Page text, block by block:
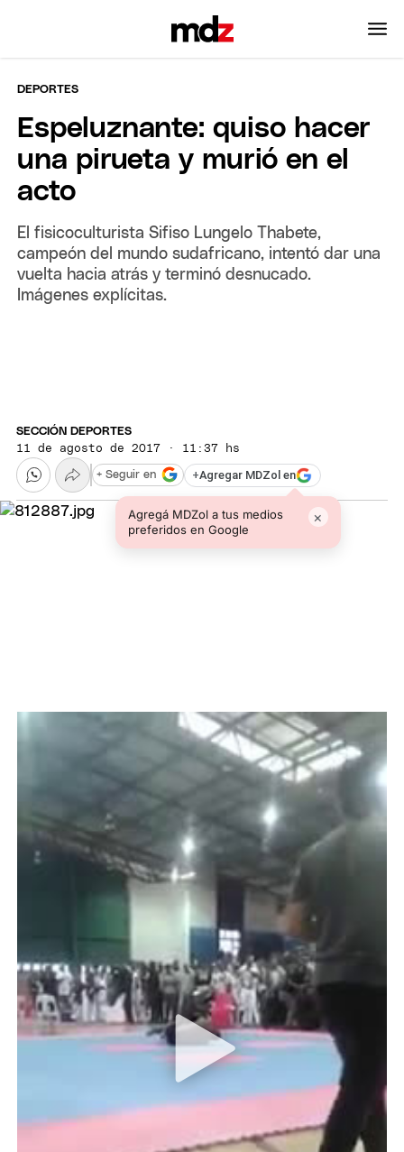
DEPORTES
Espeluznante: quiso hacer
una pirueta y murió en el
acto
El fisicoculturista Sifiso Lungelo Thabete,
campeón del mundo sudafricano, intentó dar una
vuelta hacia atrás y terminó desnucado.
Imágenes explícitas.
SECCIÓN DEPORTES
11 de agosto de 2017 · 11:37 hs
+Agregar MDZol en
Agregá MDZol a tus medios
preferidos en Google
×
+ Seguir en